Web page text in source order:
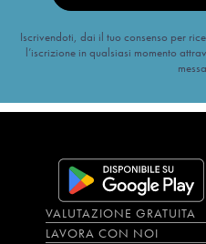
Iscrivendoti, dai il tuo consenso per
l’iscrizione in qualsiasi momento
VALUTAZIONE GRATUITA
LAVORA CON NOI